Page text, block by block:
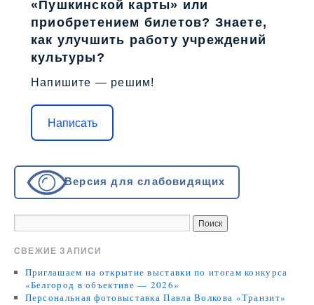
«Пушкинской карты» или
приобретением билетов? Знаете,
как улучшить работу учреждений
культуры?
Напишите — решим!
Написать
Версия для слабовидящих
СВЕЖИЕ ЗАПИСИ
Приглашаем на открытие выставки по итогам конкурса
«Белгород в объективе — 2026»
Персональная фотовыставка Павла Волкова «Транзит»